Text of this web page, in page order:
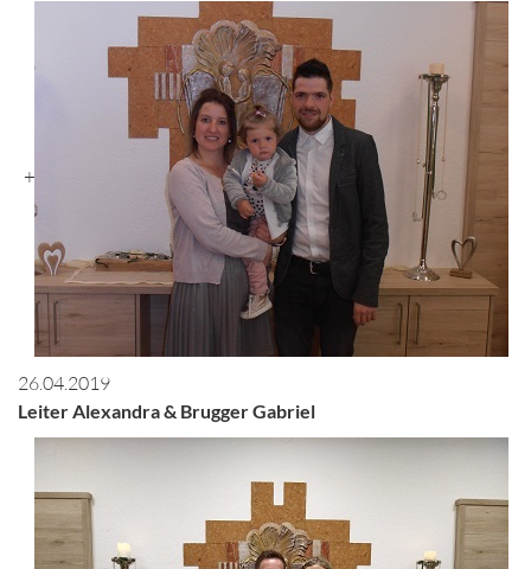
+
26.04.2019
Leiter Alexandra & Brugger Gabriel